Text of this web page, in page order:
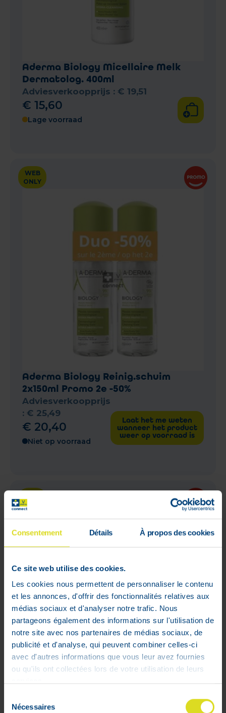
Consentement Détails À propos des cookies
Ce site web utilise des cookies.
Les cookies nous permettent de personnaliser le contenu
et les annonces, d'offrir des fonctionnalités relatives aux
médias sociaux et d'analyser notre trafic. Nous
partageons également des informations sur l'utilisation de
notre site avec nos partenaires de médias sociaux, de
publicité et d'analyse, qui peuvent combiner celles-ci
avec d'autres informations que vous leur avez fournies
ou qu'ils ont collectées lors de votre utilisation de leurs
Nécessaires
Aderma Biology Micellaire Melk
Dermatolog. 400ml
Adviesverkoopprijs : € 19,51
€ 15,60
Lage voorraad
WEB
ONLY
Aderma Biology Reinig.schuim
2x150ml Promo 2e -50%
Adviesverkoopprijs
: € 25,49
€ 20,40
Niet op voorraad
Laat het me weten
wanneer het product
weer op voorraad is
ONLY
Dermatolog. 40ml